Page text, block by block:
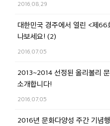
2016.08.29
대한민국 경주에서 열린 <제
나보세요! (2)
2016.07.05
2013~2014 선정된 올리볼리
소개합니다!
2016.07.05
2016년 문화다양성 주간 기념